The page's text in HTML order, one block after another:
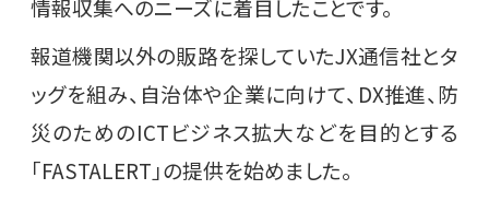
情報収集へのニーズに着目したことです。
報道機関以外の販路を探していたJX通信社とタ
ッグを組み、自治体や企業に向けて、DX推進、防
災のためのICTビジネス拡大などを目的とする
「FASTALERT」の提供を始めました。